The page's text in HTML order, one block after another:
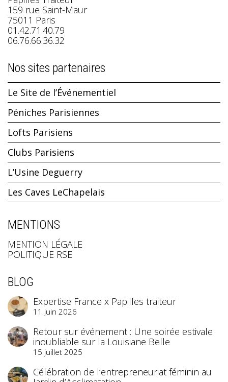
159 rue Saint-Maur
75011 Paris
01.42.71.40.79
06.76.66.36.32
Nos sites partenaires
Le Site de l’Événementiel
Péniches Parisiennes
Lofts Parisiens
Clubs Parisiens
L’Usine Deguerry
Les Caves LeChapelais
MENTIONS
MENTION LÉGALE
POLITIQUE RSE
BLOG
Expertise France x Papilles traiteur
11 juin 2026
Retour sur événement : Une soirée estivale
inoubliable sur la Louisiane Belle
15 juillet 2025
Célébration de l’entrepreneuriat féminin au